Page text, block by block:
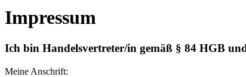
Impressum
Ich bin Handelsvertreter/in gemäß § 84 HGB
Meine Anschrift: